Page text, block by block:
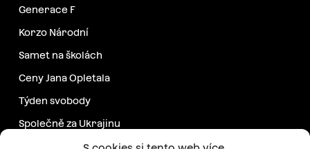
Generace F
Korzo Národní
Samet na školách
Ceny Jana Opletala
Týden svobody
Společně za Ukrajinu
Další projekty